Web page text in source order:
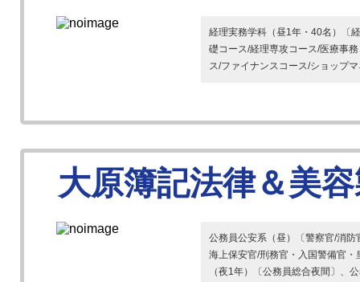
経理実務学科（昼1年・40名）〔
礎コース/経理専攻コース/医療事
ス/ファイナンスコース/ショップ
大原簿記法律＆美
公務員公安系（昼）〔警察官/消
海上保安官/刑務官・入国警備官
（夜1年）〔公務員総合夜間〕、